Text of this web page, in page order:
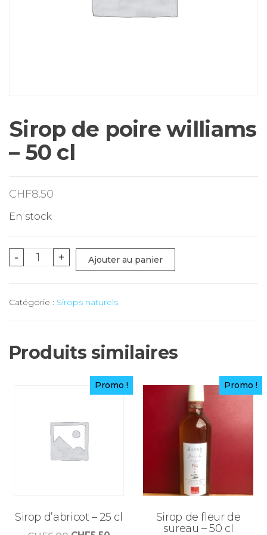
Sirop de poire williams
– 50 cl
CHF8.50
En stock
-
quantité
de
-
+ Ajouter au panier
Catégorie : Sirops naturels
Produits similaires
Promo !
Sirop d’abricot – 25 cl
Promo !
Sirop de fleur de
sureau – 50 cl